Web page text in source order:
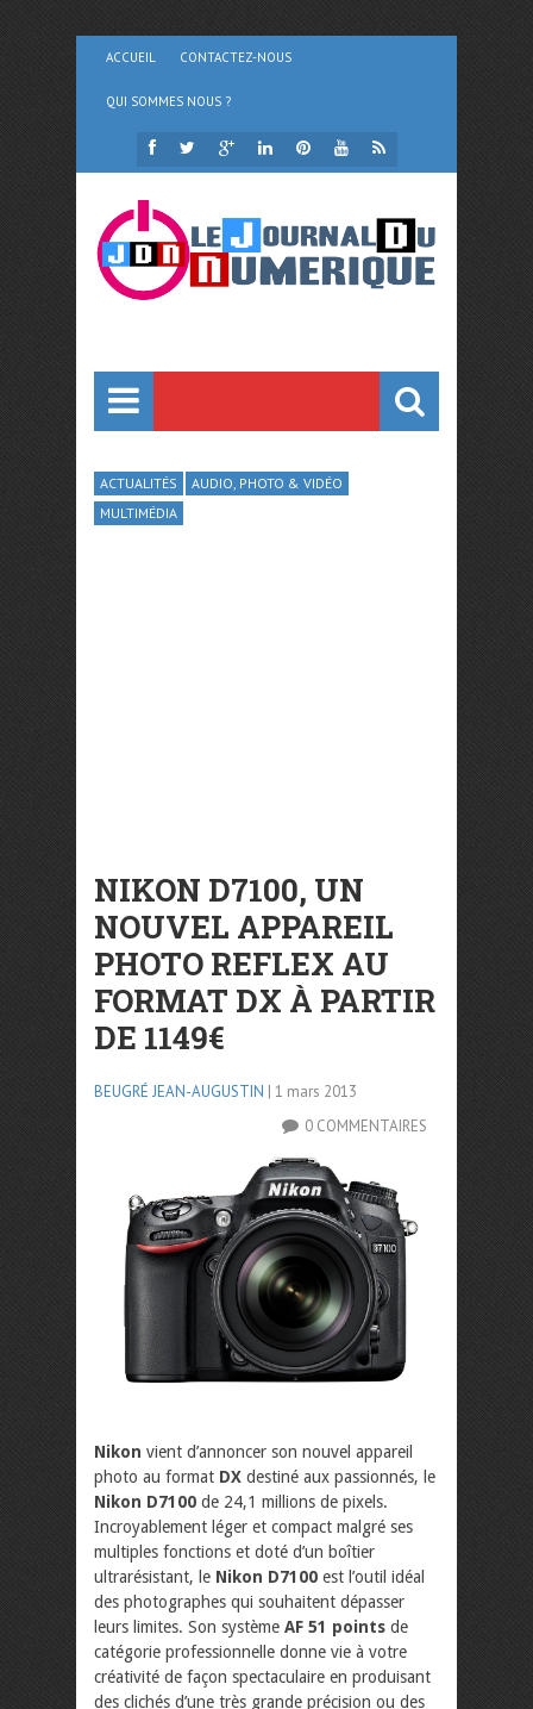
ACCUEIL CONTACTEZ-NOUS
QUI SOMMES NOUS ?
ACTUALITÉS
AUDIO, PHOTO & VIDÉO
MULTIMÉDIA
NIKON D7100, UN
NOUVEL APPAREIL
PHOTO REFLEX AU
FORMAT DX À PARTIR
DE 1149€
BEUGRÉ JEAN-AUGUSTIN | 1 mars 2013
0 COMMENTAIRES
Nikon vient d’annoncer son nouvel appareil
photo au format DX destiné aux passionnés, le
Nikon D7100 de 24,1 millions de pixels.
Incroyablement léger et compact malgré ses
multiples fonctions et doté d’un boîtier
ultrarésistant, le Nikon D7100 est l’outil idéal
des photographes qui souhaitent dépasser
leurs limites. Son système AF 51 points de
catégorie professionnelle donne vie à votre
créativité de façon spectaculaire en produisant
des clichés d’une très grande précision ou des